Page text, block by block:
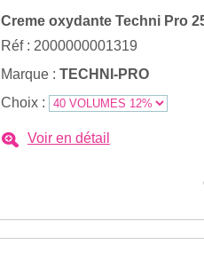
Creme oxydante Techni Pro
Réf : 2000000001319
Marque : TECHNI-PRO
Choix :
Voir en détail